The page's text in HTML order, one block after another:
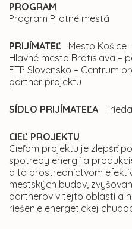
PROGRAM
Program Pilotné mestá
PRIJÍMATEĽ Mesto Košice
Hlavné mesto Bratislava –
ETP Slovensko – Centrum
partner projektu
SÍDLO PRIJÍMATEĽA
CIEĽ PROJEKTU
Cieľom projektu je zlepšiť
spotreby energií a
a to prostredníctvom
mestských budov,
partnerov v tejto oblasti a
riešenie energetickej